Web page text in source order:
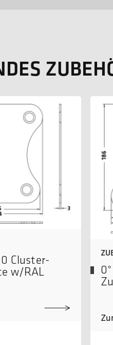
Cluster-
w/RAL